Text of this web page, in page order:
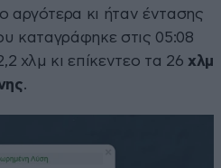
αργότερα κι ήταν έντασης
καταγράφηκε στις 05:08
χλμ κι επίκεντεο τα 26 χλμ
.